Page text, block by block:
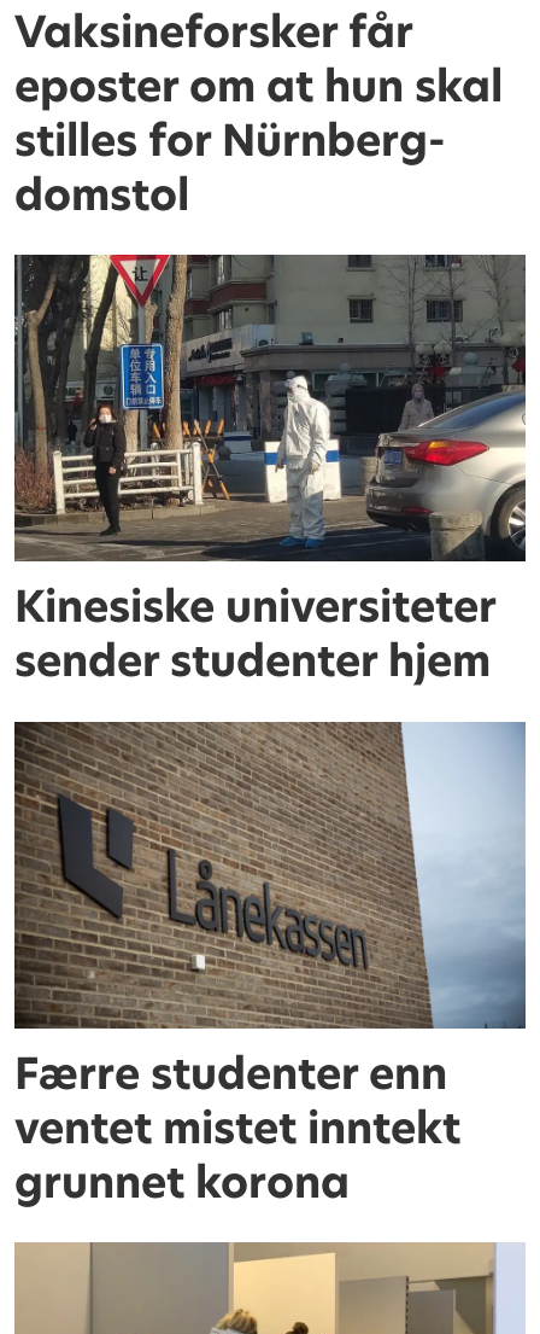
Vaksineforsker får
eposter om at hun skal
stilles for Nürnberg-
domstol
Kinesiske universiteter
sender studenter hjem
Færre studenter enn
ventet mistet inntekt
grunnet korona